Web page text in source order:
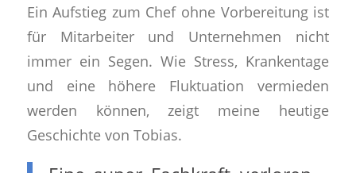
Ein Aufstieg zum Chef ohne Vorbereitung ist
für Mitarbeiter und Unternehmen nicht
immer ein Segen. Wie Stress, Krankentage
und eine höhere Fluktuation vermieden
werden können, zeigt meine heutige
Geschichte von Tobias.